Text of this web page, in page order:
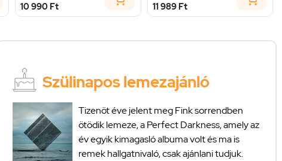
10 990 Ft 11 989 Ft
Szülinapos lemezajánló
Tizenöt éve jelent meg Fink sorrendben
ötödik lemeze, a Perfect Darkness, amely az
év egyik kimagasló albuma volt és ma is
remek hallgatnivaló, csak ajánlani tudjuk.